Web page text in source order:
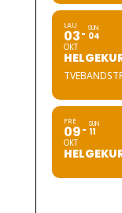
LAU
03
OKT
SUN
04
FRE
09
OKT
SUN
11